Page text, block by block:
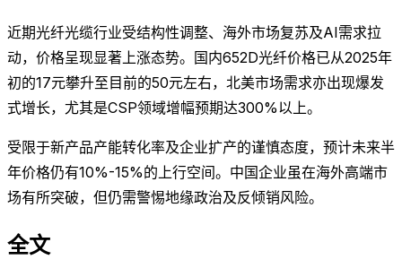
近期光纤光缆行业受结构性调整、海外市场复苏及AI需求拉
动，价格呈现显著上涨态势。国内652D光纤价格已从2025年
初的17元攀升至目前的50元左右，北美市场需求亦出现爆发
式增长，尤其是CSP领域增幅预期达300%以上。
受限于新产品产能转化率及企业扩产的谨慎态度，预计未来半
年价格仍有10%-15%的上行空间。中国企业虽在海外高端市
场有所突破，但仍需警惕地缘政治及反倾销风险。
全文